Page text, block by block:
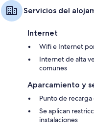
Servicios del
Internet
Wifi e Internet
Internet de alta
comunes
Aparcamiento y
Punto de recarga
Se aplican
instalaciones